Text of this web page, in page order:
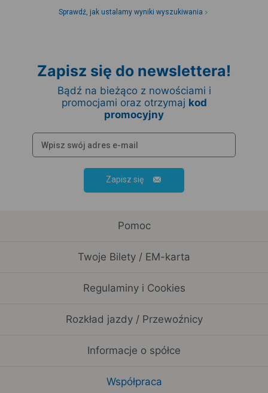
Sprawdź, jak ustalamy wyniki wyszukiwania
Zapisz się do newslettera!
Bądź na bieżąco z nowościami i
promocjami oraz otrzymaj kod
promocyjny
Zapisz się
Pomoc
Twoje Bilety / EM-karta
Regulaminy i Cookies
Rozkład jazdy / Przewoźnicy
Informacje o spółce
Współpraca